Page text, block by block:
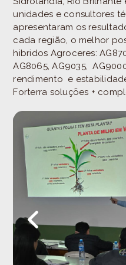
unidades e consultores
apresentaram os
cada região, o melhor
hibridos Agroceres:
AG8065, AG9035,
rendimento e
Forterra soluções +